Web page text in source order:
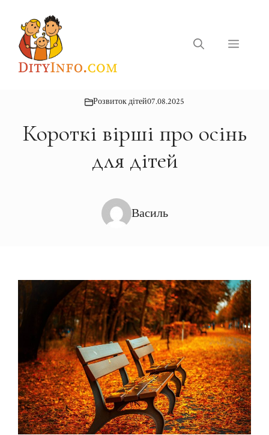
вмісту
Меню
Розвиток дітей07.08.2025
Короткі вірші про осінь
для дітей
Василь